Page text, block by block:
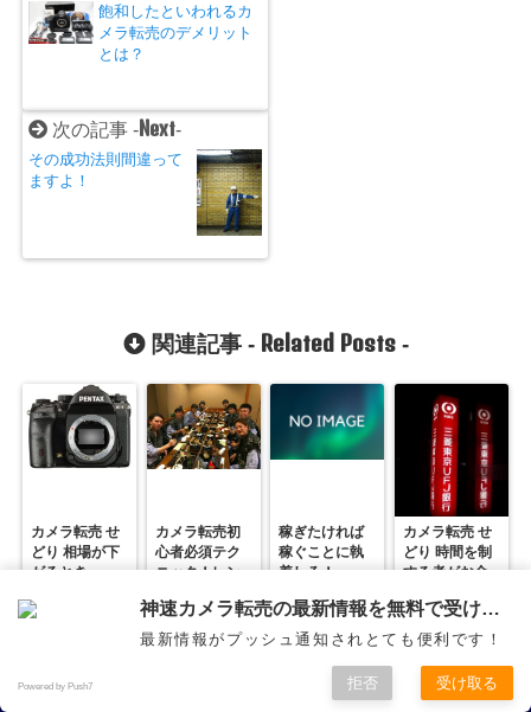
稼ぐ力を身に着け自由を得るという生き方
飽和したといわれるカ
メラ転売のデメリット
とは？
次の記事 -Next-
その成功法則間違って
ますよ！
関連記事 - Related Posts-
カメラ転売 せ
どり 相場が下
がるとき
カメラ転売初
心者必須テク
ニック！レン
は？
稼ぎたければ
稼ぐことに執
着しろ！
カメラ転売 せ
どり 時間を制
する者がお金
最新記事 - New Posts -
神速カメラ転売の最新情報を無料で受け取ろう
最新情報がプッシュ通知されとても便利です！
Powered by Push7 拒否 受け取る